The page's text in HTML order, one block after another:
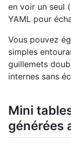
en voir un seul (
YAML pour
Vous pouvez
simples
guillemets
internes sans
Mini
générées